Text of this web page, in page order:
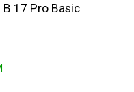
17 Pro Basic